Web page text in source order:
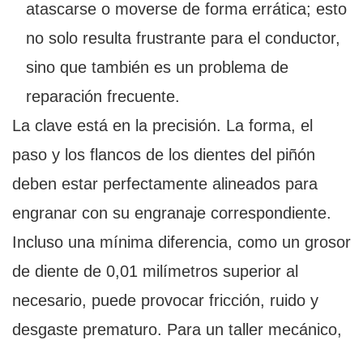
atascarse o moverse de forma errática; esto
no solo resulta frustrante para el conductor,
sino que también es un problema de
reparación frecuente.
La clave está en la precisión. La forma, el
paso y los flancos de los dientes del piñón
deben estar perfectamente alineados para
engranar con su engranaje correspondiente.
Incluso una mínima diferencia, como un grosor
de diente de 0,01 milímetros superior al
necesario, puede provocar fricción, ruido y
desgaste prematuro. Para un taller mecánico,